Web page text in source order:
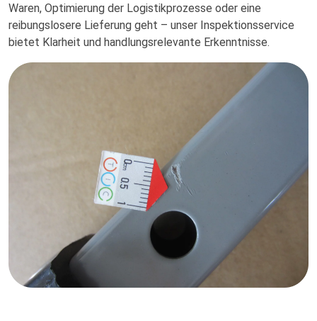
Waren, Optimierung der Logistikprozesse oder eine
reibungslosere Lieferung geht – unser Inspektionsservice
bietet Klarheit und handlungsrelevante Erkenntnisse.